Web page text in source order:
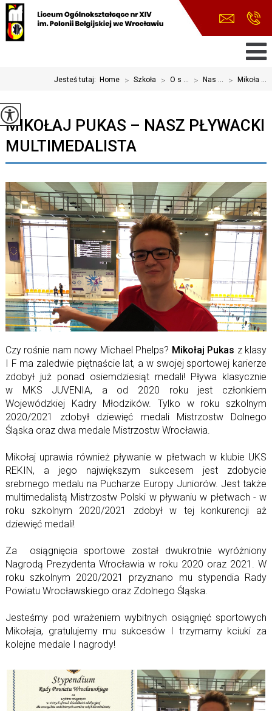
Jesteś tutaj: Home > Szkoła > O s ... > Nas ... > Mikoła ...
MIKOŁAJ PUKAS – NASZ PŁYWACKI
MULTIMEDALISTA
Czy rośnie nam nowy Michael Phelps? Mikołaj Pukas z klasy
I F ma zaledwie piętnaście lat, a w swojej sportowej karierze
zdobył już ponad osiemdziesiąt medali! Pływa klasycznie
w MKS JUVENIA, a od 2020 roku jest członkiem
Wojewódzkiej Kadry Młodzików. Tylko w roku szkolnym
2020/2021 zdobył dziewięć medali Mistrzostw Dolnego
Śląska oraz dwa medale Mistrzostw Wrocławia.
Mikołaj uprawia również pływanie w płetwach w klubie UKS
REKIN, a jego największym sukcesem jest zdobycie
srebrnego medalu na Pucharze Europy Juniorów. Jest także
multimedalistą Mistrzostw Polski w pływaniu w płetwach - w
roku szkolnym 2020/2021 zdobył w tej konkurencji aż
dziewięć medali!
Za osiągnięcia sportowe został dwukrotnie wyróżniony
Nagrodą Prezydenta Wrocławia w roku 2020 oraz 2021. W
roku szkolnym 2020/2021 przyznano mu stypendia Rady
Powiatu Wrocławskiego oraz Zdolnego Śląska.
Jesteśmy pod wrażeniem wybitnych osiągnięć sportowych
Mikołaja, gratulujemy mu sukcesów I trzymamy kciuki za
kolejne medale I nagrody!